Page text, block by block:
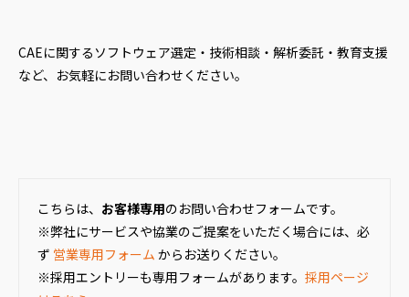
CAEに関するソフトウェア選定・技術相談・解析委託・教育支援
など、お気軽にお問い合わせください。
こちらは、 お客様専用のお問い合わせフォームです。
※弊社にサービスや協業のご提案をいただく場合には、必
ず 営業専用フォーム からお送りください。
※採用エントリーも専用フォームがあります。 採用ページ